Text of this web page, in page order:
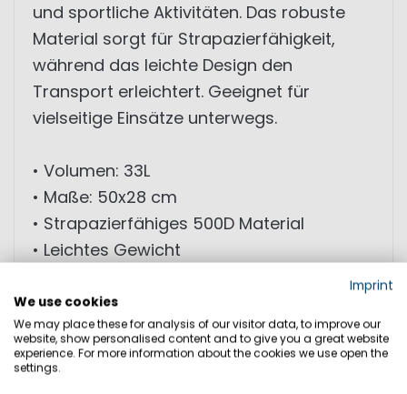
und sportliche Aktivitäten. Das robuste
Material sorgt für Strapazierfähigkeit,
während das leichte Design den
Transport erleichtert. Geeignet für
vielseitige Einsätze unterwegs.
• Volumen: 33L
• Maße: 50x28 cm
• Strapazierfähiges 500D Material
• Leichtes Gewicht
• Praktische Größe für Reisen und Sport
MATERIAL: Außenmaterial: 100% Polyester
500D; Futter: 100% Polyester 210D
Imprint
We use cookies
We may place these for analysis of our visitor data, to improve our
website, show personalised content and to give you a great website
experience. For more information about the cookies we use open the
settings.